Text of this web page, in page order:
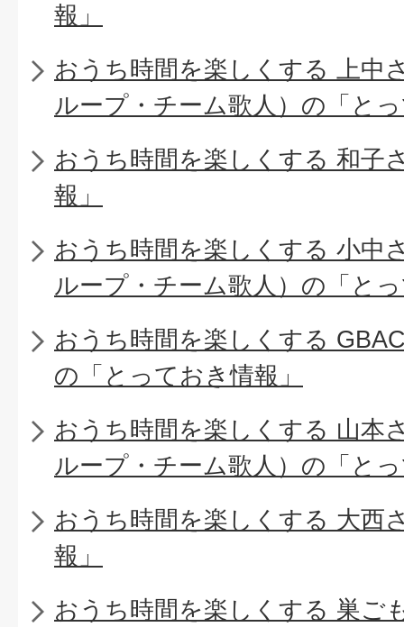
報」
おうち時間を楽しくする 上中
ループ・チーム歌人）の「と
おうち時間を楽しくする 和子
報」
おうち時間を楽しくする 小中
ループ・チーム歌人）の「と
おうち時間を楽しくする
の「とっておき情報」
おうち時間を楽しくする 山本
ループ・チーム歌人）の「と
おうち時間を楽しくする 大西
報」
おうち時間を楽しくする 巣ご